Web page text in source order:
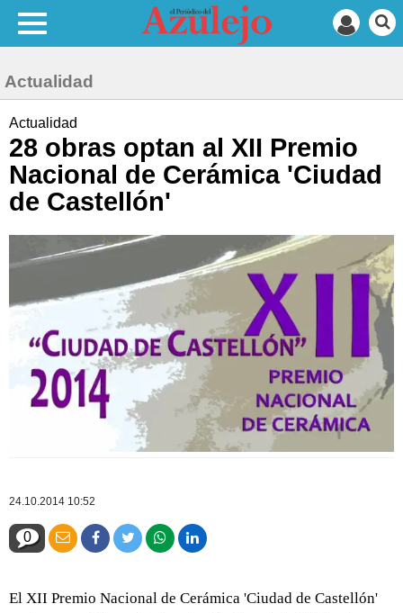
Actualidad
Actualidad
28 obras optan al XII Premio
Nacional de Cerámica 'Ciudad
de Castellón'
24.10.2014 10:52
0
El XII Premio Nacional de Cerámica 'Ciudad de Castellón'